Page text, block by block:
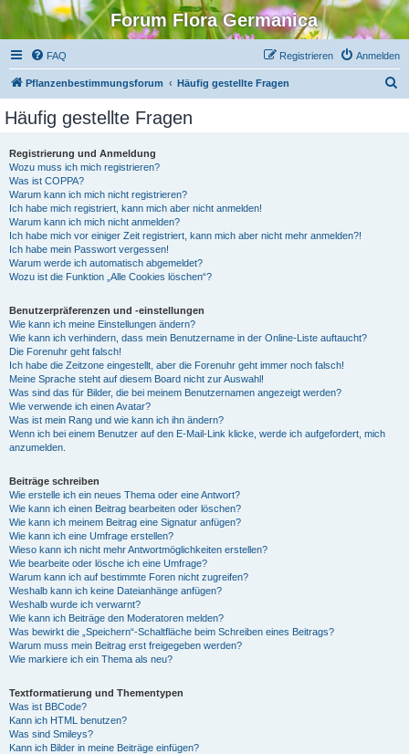
Forum Flora Germanica
FAQ Anmelden
Registrieren
Pflanzenbestimmungsforum Häufig gestellte Fragen
Häufig gestellte Fragen
Registrierung und Anmeldung
Wozu muss ich mich registrieren?
Was ist COPPA?
Warum kann ich mich nicht registrieren?
Ich habe mich registriert, kann mich aber nicht anmelden!
Warum kann ich mich nicht anmelden?
Ich habe mich vor einiger Zeit registriert, kann mich aber nicht mehr anmelden?!
Ich habe mein Passwort vergessen!
Warum werde ich automatisch abgemeldet?
Wozu ist die Funktion „Alle Cookies löschen“?
Benutzerpräferenzen und -einstellungen
Wie kann ich meine Einstellungen ändern?
Wie kann ich verhindern, dass mein Benutzername in der Online-Liste auftaucht?
Die Forenuhr geht falsch!
Ich habe die Zeitzone eingestellt, aber die Forenuhr geht immer noch falsch!
Meine Sprache steht auf diesem Board nicht zur Auswahl!
Was sind das für Bilder, die bei meinem Benutzernamen angezeigt werden?
Wie verwende ich einen Avatar?
Was ist mein Rang und wie kann ich ihn ändern?
Wenn ich bei einem Benutzer auf den E-Mail-Link klicke, werde ich aufgefordert, mich
anzumelden.
Beiträge schreiben
Wie erstelle ich ein neues Thema oder eine Antwort?
Wie kann ich einen Beitrag bearbeiten oder löschen?
Wie kann ich meinem Beitrag eine Signatur anfügen?
Wie kann ich eine Umfrage erstellen?
Wieso kann ich nicht mehr Antwortmöglichkeiten erstellen?
Wie bearbeite oder lösche ich eine Umfrage?
Warum kann ich auf bestimmte Foren nicht zugreifen?
Weshalb kann ich keine Dateianhänge anfügen?
Weshalb wurde ich verwarnt?
Wie kann ich Beiträge den Moderatoren melden?
Was bewirkt die „Speichern“-Schaltfläche beim Schreiben eines Beitrags?
Warum muss mein Beitrag erst freigegeben werden?
Wie markiere ich ein Thema als neu?
Textformatierung und Thementypen
Was ist BBCode?
Kann ich HTML benutzen?
Was sind Smileys?
Kann ich Bilder in meine Beiträge einfügen?